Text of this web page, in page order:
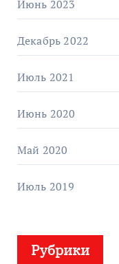
Июнь 2023
Декабрь 2022
Июль 2021
Июнь 2020
Май 2020
Июль 2019
Рубрики